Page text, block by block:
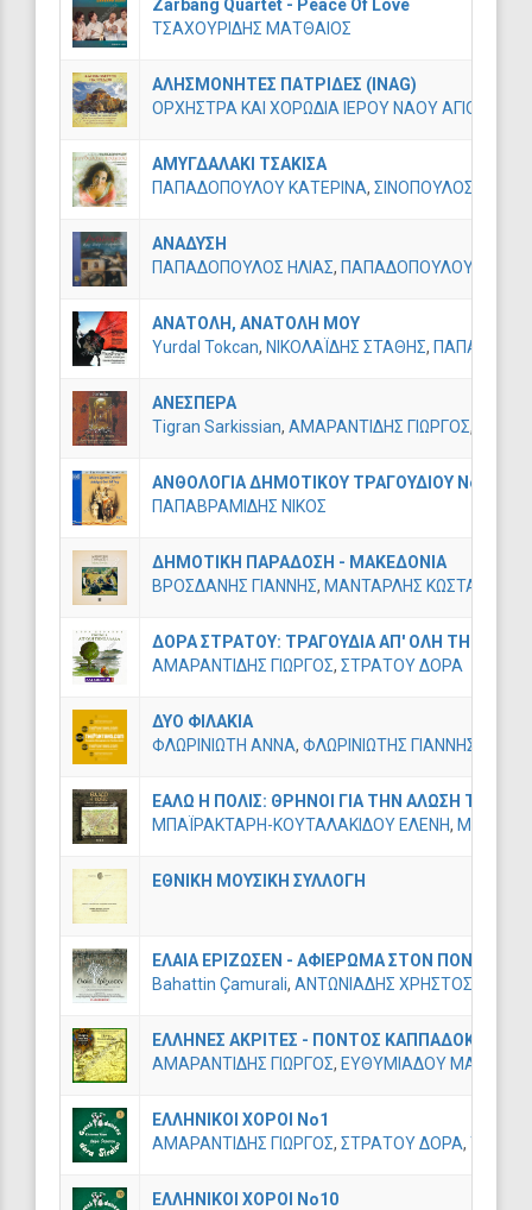
Zarbang Quartet - Peace Of Love
ΤΣΑΧΟΥΡΙΔΗΣ ΜΑΤΘΑΙΟΣ
ΑΛΗΣΜΟΝΗΤΕΣ ΠΑΤΡΙΔΕΣ (INAG)
ΟΡΧΗΣΤΡΑ ΚΑΙ ΧΟΡΩΔΙΑ ΙΕΡΟΥ ΝΑΟΥ ΑΓΙΟΥ
ΑΜΥΓΔΑΛΑΚΙ ΤΣΑΚΙΣΑ
ΠΑΠΑΔΟΠΟΥΛΟΥ ΚΑΤΕΡΙΝΑ, ΣΙΝΟΠΟΥΛΟΣ
ΑΝΑΔΥΣΗ
ΠΑΠΑΔΟΠΟΥΛΟΣ ΗΛΙΑΣ, ΠΑΠΑΔΟΠΟΥΛΟΥ
ΑΝΑΤΟΛΗ, ΑΝΑΤΟΛΗ ΜΟΥ
Yurdal Tokcan, ΝΙΚΟΛΑΪΔΗΣ ΣΤΑΘΗΣ,
ΑΝΕΣΠΕΡΑ
Tigran Sarkissian, ΑΜΑΡΑΝΤΙΔΗΣ ΓΙΩΡΓΟΣ,
ΑΝΘΟΛΟΓΙΑ ΔΗΜΟΤΙΚΟΥ ΤΡΑΓΟΥΔΙΟΥ Νο2
ΠΑΠΑΒΡΑΜΙΔΗΣ ΝΙΚΟΣ
ΔΗΜΟΤΙΚΗ ΠΑΡΑΔΟΣΗ - ΜΑΚΕΔΟΝΙΑ
ΒΡΟΣΔΑΝΗΣ ΓΙΑΝΝΗΣ, ΜΑΝΤΑΡΛΗΣ ΚΩΣΤΑΣ
ΔΟΡΑ ΣΤΡΑΤΟΥ: ΤΡΑΓΟΥΔΙΑ ΑΠ' ΟΛΗ ΤΗΝ
ΑΜΑΡΑΝΤΙΔΗΣ ΓΙΩΡΓΟΣ, ΣΤΡΑΤΟΥ ΔΟΡΑ
ΔΥΟ ΦΙΛΑΚΙΑ
ΦΛΩΡΙΝΙΩΤΗ ΑΝΝΑ, ΦΛΩΡΙΝΙΩΤΗΣ ΓΙΑΝΝΗΣ
ΕΑΛΩ Η ΠΟΛΙΣ: ΘΡΗΝΟΙ ΓΙΑ ΤΗΝ ΑΛΩΣΗ ΤΗΣ
ΜΠΑΪΡΑΚΤΑΡΗ-ΚΟΥΤΑΛΑΚΙΔΟΥ ΕΛΕΝΗ,
ΕΘΝΙΚΗ ΜΟΥΣΙΚΗ ΣΥΛΛΟΓΗ
ΕΛΑΙΑ ΕΡΙΖΩΣΕΝ - ΑΦΙΕΡΩΜΑ ΣΤΟΝ ΠΟΝΤΙΑΚΟ
Bahattin Çamurali, ΑΝΤΩΝΙΑΔΗΣ ΧΡΗΣΤΟΣ
ΕΛΛΗΝΕΣ ΑΚΡΙΤΕΣ - ΠΟΝΤΟΣ ΚΑΠΠΑΔΟΚΙΑ
ΑΜΑΡΑΝΤΙΔΗΣ ΓΙΩΡΓΟΣ, ΕΥΘΥΜΙΑΔΟΥ ΜΑΡΙΑ
ΕΛΛΗΝΙΚΟΙ ΧΟΡΟΙ Νο1
ΑΜΑΡΑΝΤΙΔΗΣ ΓΙΩΡΓΟΣ, ΣΤΡΑΤΟΥ ΔΟΡΑ,
ΕΛΛΗΝΙΚΟΙ ΧΟΡΟΙ Νο10